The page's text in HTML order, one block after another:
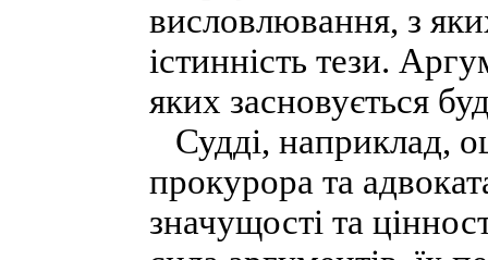
висловлювання, з
істинність тези.
яких засновується
Судді, наприклад,
прокурора та
значущості та